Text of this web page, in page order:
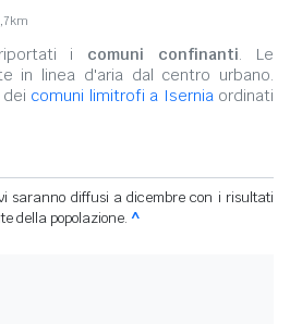
i comuni confinanti. Le
in linea d'aria dal centro urbano.
comuni limitrofi a Iserniaordinati
saranno diffusi a dicembre con i risultati
della popolazione. ^